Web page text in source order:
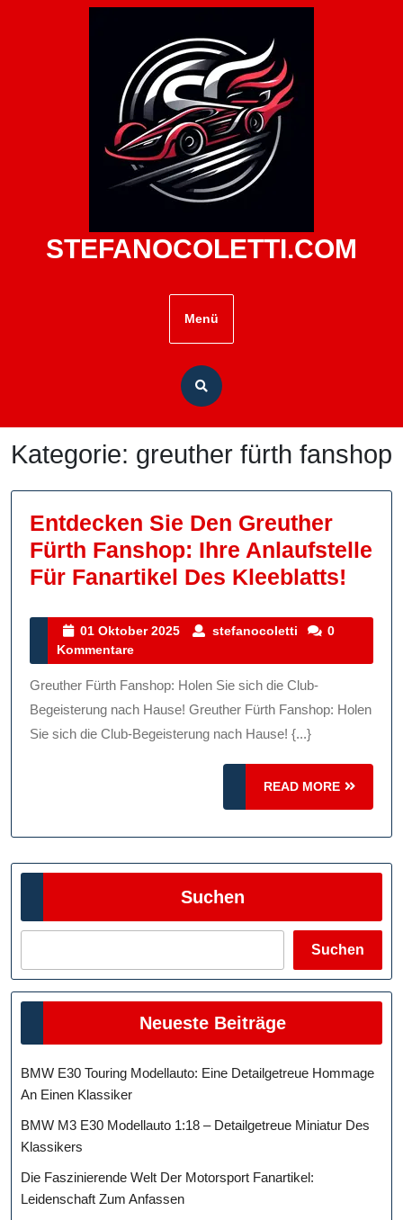
STEFANOCOLETTI.COM
Menü
Kategorie: greuther fürth fanshop
Entdecken Sie Den Greuther
Fürth Fanshop: Ihre Anlaufstelle
Für Fanartikel Des Kleeblatts!
Für
Des
01 Oktober 2025
01
2025
stefanocoletti stefanocoletti
0
Kommentare
Greuther Fürth Fanshop: Holen Sie sich die Club-
Begeisterung nach Hause! Greuther Fürth Fanshop: Holen
Sie sich die Club-Begeisterung nach Hause! {...}
READ MORE
READ
MORE
Suchen
Suchen
Neueste Beiträge
BMW E30 Touring Modellauto: Eine Detailgetreue Hommage
An Einen Klassiker
BMW M3 E30 Modellauto 1:18 – Detailgetreue Miniatur Des
Klassikers
Die Faszinierende Welt Der Motorsport Fanartikel:
Leidenschaft Zum Anfassen